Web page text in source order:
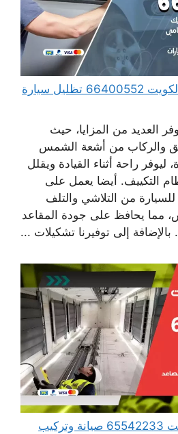
تظليل سيارات متنقل الكويت 66400552 تظليل سيارة
العديد من المزايا، حيث
والركاب من أشعة الشمس
ليوفر راحة أثناء القيادة ويقلل
التكييف. أيضا يعمل على
للسيارة من التلاشي والتلف
مما يحافظ على جودة المقاعد
بالإضافة إلى توفيرنا تشكيلات ...
صيانة مصاعد في الكويت 65542233 صيانة وتركيب